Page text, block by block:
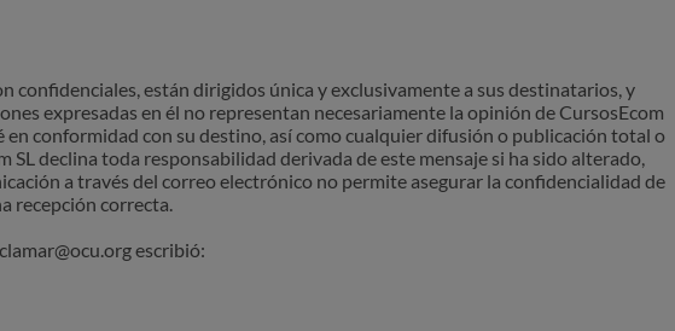
confidenciales, están dirigidos única y exclusivamente a sus destinatarios, y
expresadas en él no representan necesariamente la opinión de CursosEcom
en conformidad con su destino, así como cualquier difusión o publicación total o
SL declina toda responsabilidad derivada de este mensaje si ha sido alterado,
a través del correo electrónico no permite asegurar la confidencialidad de
recepción correcta.
escribió: